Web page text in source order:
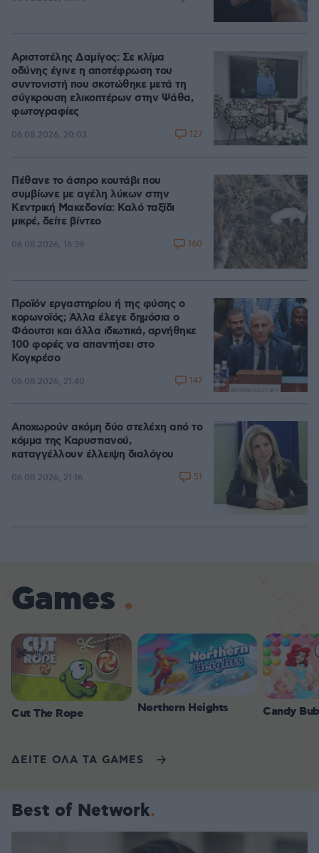
Αριστοτέλης Δαμίγος: Σε κλίμα
οδύνης έγινε η αποτέφρωση του
συντονιστή που σκοτώθηκε μετά τη
σύγκρουση ελικοπτέρων στην Ψάθα,
φωτογραφίες
06.08.2026, 20:03 127
Πέθανε το άσπρο κουτάβι που
συμβίωνε με αγέλη λύκων στην
Κεντρική Μακεδονία: Καλό ταξίδι
μικρέ, δείτε βίντεο
06.08.2026, 16:39 160
Προϊόν εργαστηρίου ή της φύσης ο
κορωνοϊός; Άλλα έλεγε δημόσια ο
Φάουτσι και άλλα ιδιωτικά, αρνήθηκε
100 φορές να απαντήσει στο
Κογκρέσο
06.08.2026, 21:40 147
Αποχωρούν ακόμη δύο στελέχη από το
κόμμα της Καρυστιανού,
καταγγέλλουν έλλειψη διαλόγου
06.08.2026, 21:16 51
Games
Cut The Rope Northern Heights Candy
ΔΕΙΤΕ ΟΛΑ ΤΑ GAMES
Best of Network